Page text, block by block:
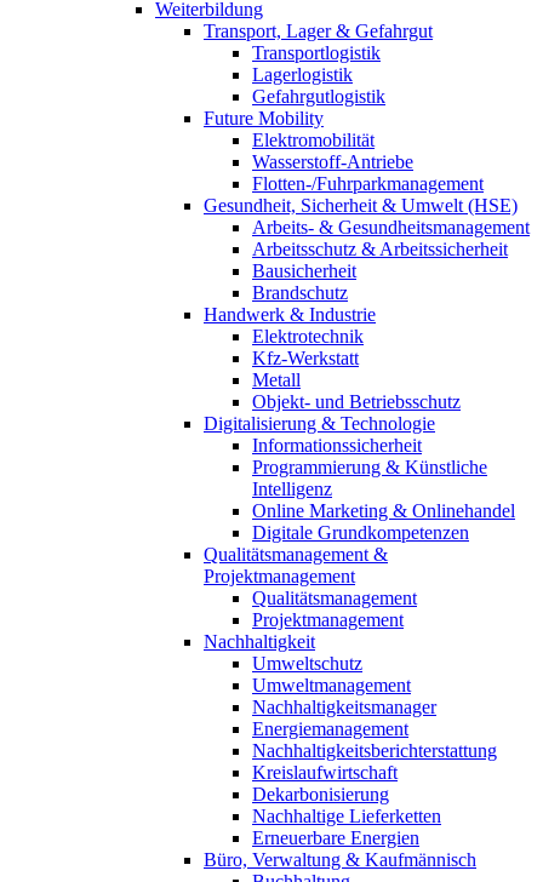
Weiterbildung
Transport, Lager & Gefahrgut
Transportlogistik
Lagerlogistik
Gefahrgutlogistik
Future Mobility
Elektromobilität
Wasserstoff-Antriebe
Flotten-/Fuhrparkmanagement
Gesundheit, Sicherheit & Umwelt (HSE)
Arbeits- & Gesundheitsmanagement
Arbeitsschutz & Arbeitssicherheit
Bausicherheit
Brandschutz
Handwerk & Industrie
Elektrotechnik
Kfz-Werkstatt
Metall
Objekt- und Betriebsschutz
Digitalisierung & Technologie
Informationssicherheit
Programmierung & Künstliche
Intelligenz
Online Marketing & Onlinehandel
Digitale Grundkompetenzen
Qualitätsmanagement &
Projektmanagement
Qualitätsmanagement
Projektmanagement
Nachhaltigkeit
Umweltschutz
Umweltmanagement
Nachhaltigkeitsmanager
Energiemanagement
Nachhaltigkeitsberichterstattung
Kreislaufwirtschaft
Dekarbonisierung
Nachhaltige Lieferketten
Erneuerbare Energien
Büro, Verwaltung & Kaufmännisch